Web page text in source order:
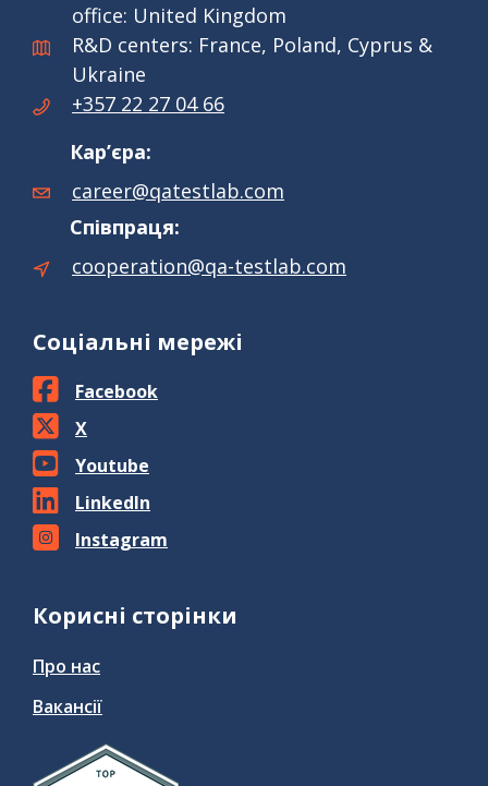
office: United Kingdom
R&D centers: France, Poland, Cyprus &
Ukraine
+357 22 27 04 66
Кар’єра:
career@qatestlab.com
Співпраця:
cooperation@qa-testlab.com
Соціальні мережі
Facebook
X
Youtube
LinkedIn
Instagram
Корисні сторінки
Про нас
Вакансії